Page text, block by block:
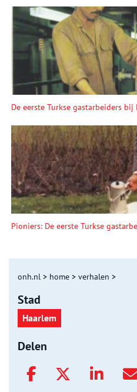
De eerste Turkse gastarbeiders bij
Pioniers: De eerste Turkse
onh.nl > home > verhalen >
Stad
Haarlem
Delen